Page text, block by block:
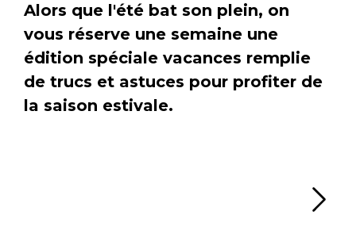
Alors que l'été bat son plein, on
vous réserve une semaine une
édition spéciale vacances remplie
de trucs et astuces pour profiter de
la saison estivale.